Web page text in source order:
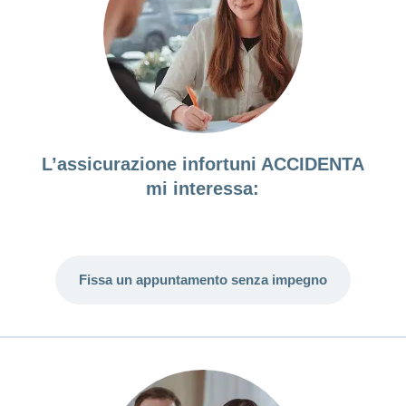
L’assicurazione infortuni ACCIDENTA
mi interessa:
Fissa un appuntamento senza impegno